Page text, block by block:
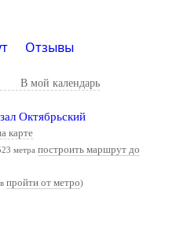
Отзывы
В мой календарь
Октябрьский
карте
метра построить маршрут до
пройти от метро)